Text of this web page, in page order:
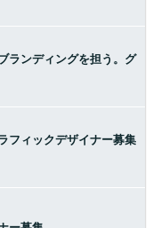
ランディングを担う。グ
フィックデザイナー募集